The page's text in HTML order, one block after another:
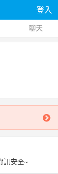
登入
聊天
訊安全~